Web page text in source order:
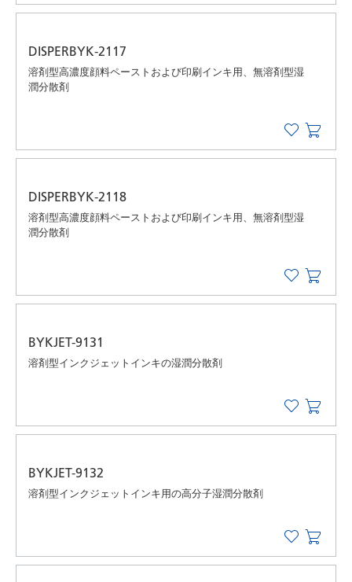
DISPERBYK-2117
溶剤型高濃度顔料ペーストおよび印刷インキ用、無溶剤型湿
潤分散剤
DISPERBYK-2118
溶剤型高濃度顔料ペーストおよび印刷インキ用、無溶剤型湿
潤分散剤
BYKJET-9131
溶剤型インクジェットインキの湿潤分散剤
BYKJET-9132
溶剤型インクジェットインキ用の高分子湿潤分散剤